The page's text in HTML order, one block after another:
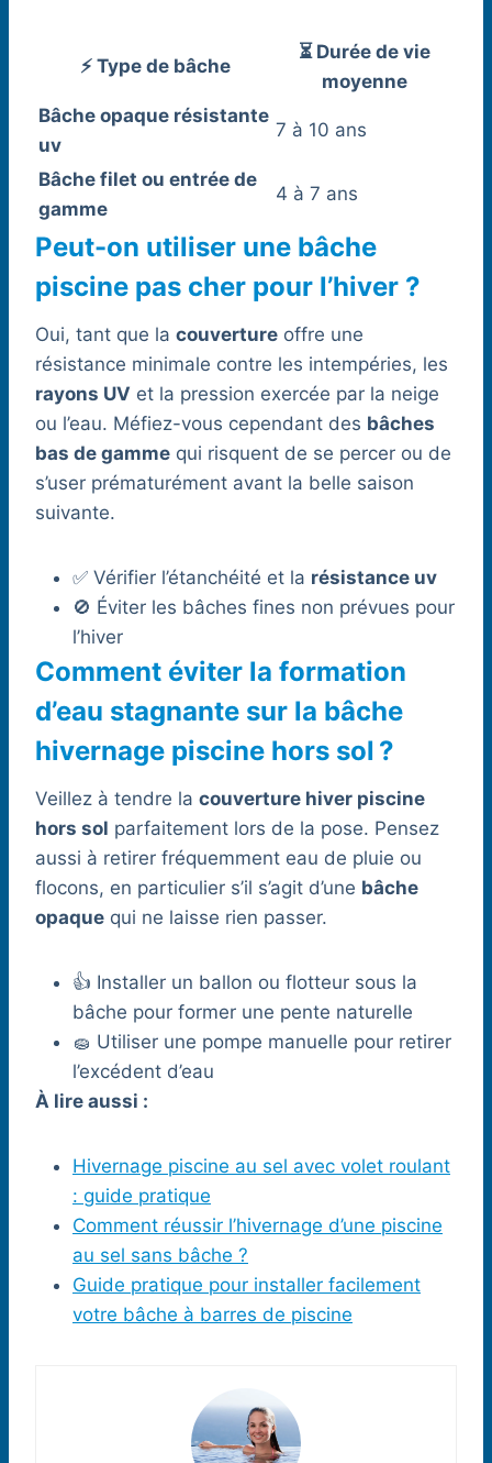
⚡ Type de bâche
⏳ Durée de vie
moyenne
Bâche opaque résistante
uv
7 à 10 ans
Bâche filet ou entrée de
gamme
4 à 7 ans
Peut-on utiliser une bâche
piscine pas cher pour l’hiver ?
Oui, tant que la couverture offre une
résistance minimale contre les intempéries, les
rayons UV et la pression exercée par la neige
ou l’eau. Méfiez-vous cependant des bâches
bas de gamme qui risquent de se percer ou de
s’user prématurément avant la belle saison
suivante.
✅ Vérifier l’étanchéité et la résistance uv
🚫 Éviter les bâches fines non prévues pour
l’hiver
Comment éviter la formation
d’eau stagnante sur la bâche
hivernage piscine hors sol ?
Veillez à tendre la couverture hiver piscine
hors sol parfaitement lors de la pose. Pensez
aussi à retirer fréquemment eau de pluie ou
flocons, en particulier s’il s’agit d’une bâche
opaque qui ne laisse rien passer.
👍 Installer un ballon ou flotteur sous la
bâche pour former une pente naturelle
🧽 Utiliser une pompe manuelle pour retirer
l’excédent d’eau
À lire aussi :
Hivernage piscine au sel avec volet roulant
: guide pratique
Comment réussir l’hivernage d’une piscine
au sel sans bâche ?
Guide pratique pour installer facilement
votre bâche à barres de piscine